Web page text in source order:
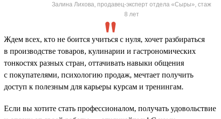
Залина Лихова, продавец-эксперт отдела «Сыры», стаж
8 лет
Ждем всех, кто не боится учиться с нуля, хочет разбираться
в производстве товаров, кулинарии и гастрономических
тонкостях разных стран, оттачивать навыки общения
с покупателями, психологию продаж, мечтает получить
доступ к полезным для карьеры курсам и тренингам.
Если вы хотите стать профессионалом, получать удовольствие